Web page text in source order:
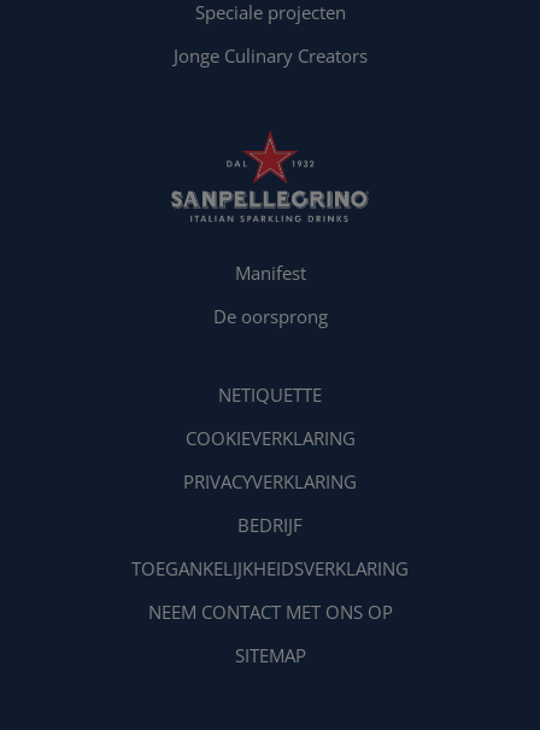
Speciale projecten
Jonge Culinary Creators
Manifest
De oorsprong
NETIQUETTE
COOKIEVERKLARING
PRIVACYVERKLARING
BEDRIJF
TOEGANKELIJKHEIDSVERKLARING
NEEM CONTACT MET ONS OP
SITEMAP